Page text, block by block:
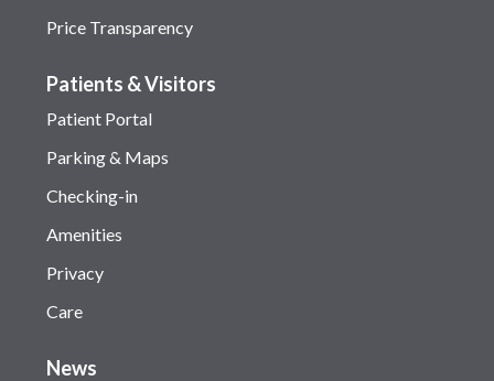
Price Transparency
Patients & Visitors
Patient Portal
Parking & Maps
Checking-in
Amenities
Privacy
Care
News